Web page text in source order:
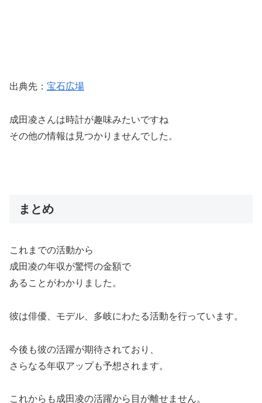
出典先： 宝石広場
成田凌さんは時計が趣味みたいですね
その他の情報は見つかりませんでした。
まとめ
これまでの活動から
成田凌の年収が驚愕の金額で
あることがわかりました。
彼は俳優、モデル、多岐にわたる活動を行っています。
今後も彼の活躍が期待されており、
さらなる年収アップも予想されます。
これからも成田凌の活躍から目が離せません。